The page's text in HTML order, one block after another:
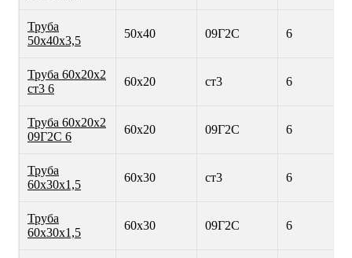
Труба
50х40х3,5
50х40 09Г2С 6
Труба 60х20х2
ст3 6
60х20 ст3 6
Труба 60х20х2
09Г2С 6
60х20 09Г2С 6
Труба
60х30х1,5
60х30 ст3 6
Труба
60х30х1,5
60х30 09Г2С 6